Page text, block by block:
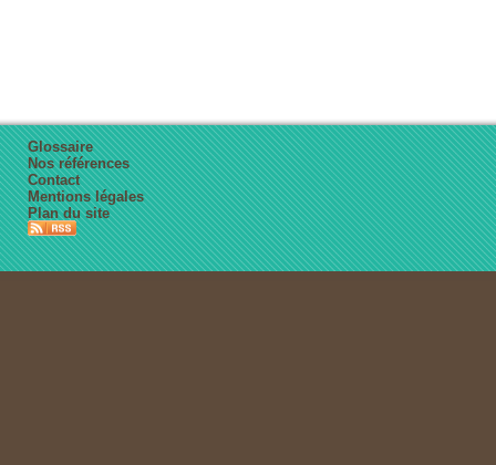
Glossaire
Nos références
Contact
Mentions légales
Plan du site